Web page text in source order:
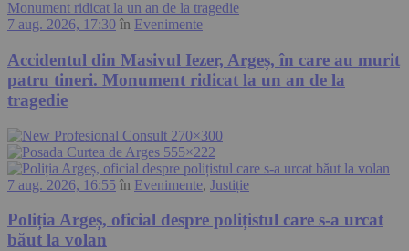
7 aug. 2026, 17:30 în Evenimente
Accidentul din Masivul Iezer, Argeș, în care au murit
patru tineri. Monument ridicat la un an de la
tragedie
7 aug. 2026, 16:55 în Evenimente, Justiție
Poliția Argeș, oficial despre polițistul care s-a urcat
băut la volan